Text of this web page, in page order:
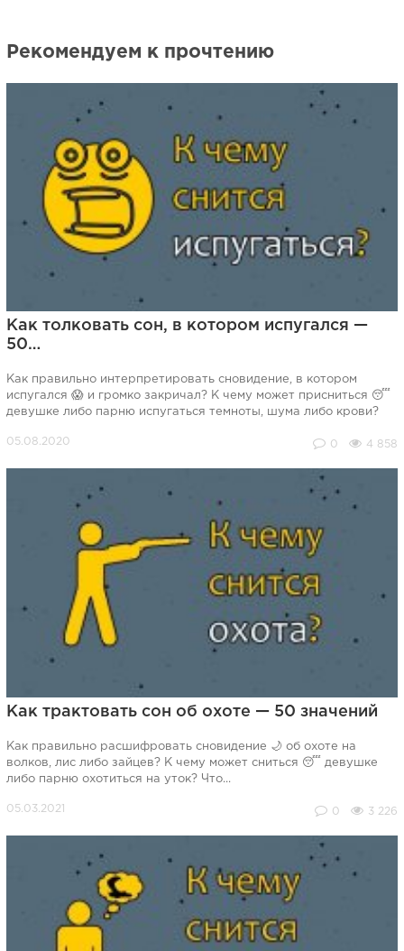
Рекомендуем к прочтению
Как толковать сон, в котором испугался —
50…
Как правильно интерпретировать сновидение, в котором
испугался 😱 и громко закричал? К чему может присниться 😴
девушке либо парню испугаться темноты, шума либо крови?
0 4 858
Как трактовать сон об охоте — 50 значений
Как правильно расшифровать сновидение 🌙 об охоте на
волков, лис либо зайцев? К чему может сниться 😴 девушке
либо парню охотиться на уток? Что...
0 3 226